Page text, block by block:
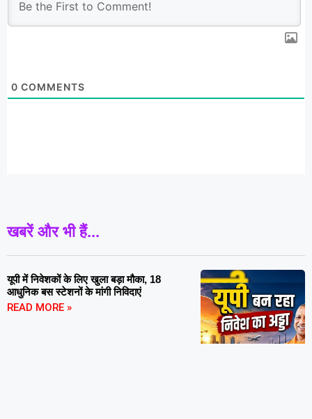
0 COMMENTS
खबरें और भी हैं...
यूपी में निवेशकों के लिए खुला बड़ा मौका, 18
आधुनिक बस स्टेशनों के मांगी निविदाएं
READ MORE »